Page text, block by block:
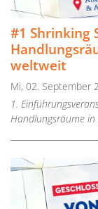
#1 Shrinking
weltweit
Mi, 02. September
1.
Handlungsräume in